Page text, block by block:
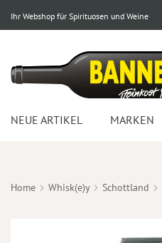
Ihr Webshop für Spirituosen und Weine
NEUE ARTIKEL MARKEN
Home Whisk(e)y Schottland